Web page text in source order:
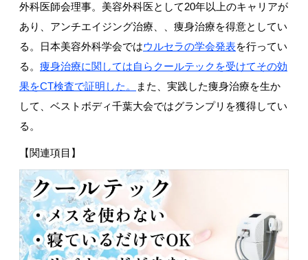
外科医師会理事。美容外科医として20年以上のキャリアが
あり、アンチエイジング治療、、痩身治療を得意としてい
る。日本美容外科学会ではウルセラの学会発表を行ってい
る。 痩身治療に関しては自らクールテックを受けてその効
果をCT検査で証明した。
また、実践した痩身治療を生か
して、ベストボディ千葉大会ではグランプリを獲得してい
る。
【関連項目】